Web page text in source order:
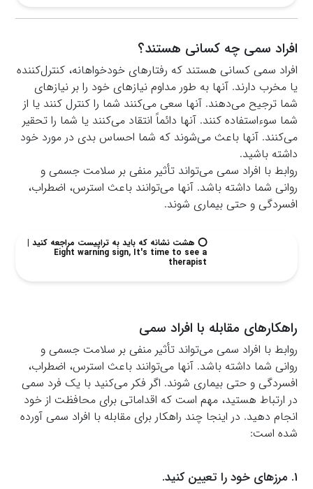
افراد سمی چه کسانی هستند؟
افراد سمی کسانی هستند که رفتارهای خودخواهانه، کنترل‌کننده
یا مخرب دارند. آنها به طور مداوم نیازهای خود را بر نیازهای
شما ترجیح می‌دهند. آنها سعی می‌کنند شما را کنترل کنند یا از
شما سوءاستفاده کنند. آنها دائماً انتقاد می‌کنند یا شما را تحقیر
می‌کنند. آنها باعث می‌شوند که شما احساس بدی در مورد خود
داشته باشید.
روابط با افراد سمی می‌تواند تأثیر منفی بر سلامت جسمی و
روانی شما داشته باشد. آنها می‌توانند باعث استرس، اضطراب،
افسردگی و حتی بیماری شوند.
⭕️ هشت نشانه که باید به تراپیست مراجعه کنید |
Eight warning sign, It's time to see a
therapist
راهکارهای مقابله با افراد سمی
روابط با افراد سمی می‌تواند تأثیر منفی بر سلامت جسمی و
روانی شما داشته باشد. آنها می‌توانند باعث استرس، اضطراب،
افسردگی و حتی بیماری شوند. اگر فکر می‌کنید با یک فرد سمی
در ارتباط هستید، مهم است که اقداماتی برای محافظت از خود
انجام دهید. در اینجا چند راهکار برای مقابله با افراد سمی آورده
شده است:
1. مرزهای خود را تعیین کنید.